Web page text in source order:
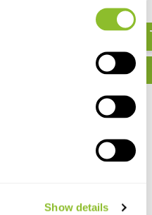
Show details
€ 44,80